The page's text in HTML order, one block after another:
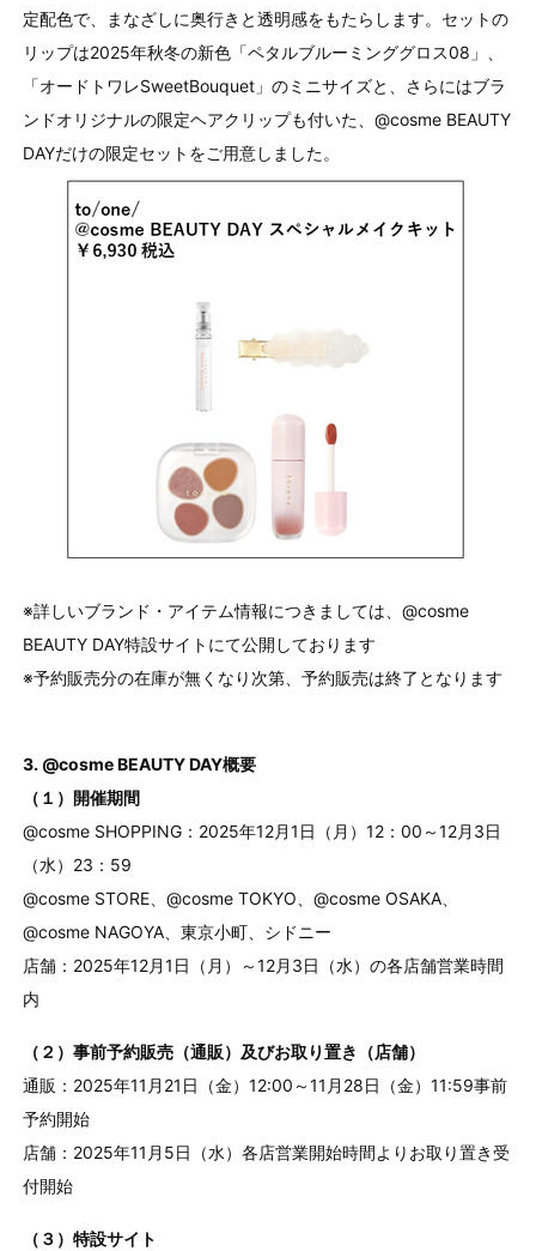
定配色で、まなざしに奥行きと透明感をもたらします。セットの
リップは2025年秋冬の新色「ペタルブルーミンググロス08」、
「オードトワレSweetBouquet」のミニサイズと、さらにはブラ
ンドオリジナルの限定ヘアクリップも付いた、@cosme BEAUTY
DAYだけの限定セットをご用意しました。
※詳しいブランド・アイテム情報につきましては、@cosme
BEAUTY DAY特設サイトにて公開しております
※予約販売分の在庫が無くなり次第、予約販売は終了となります
3. @cosme BEAUTY DAY概要
（１）開催期間
@cosme SHOPPING：2025年12月1日（月）12：00～12月3日
（水）23：59
@cosme STORE、@cosme TOKYO、@cosme OSAKA、
@cosme NAGOYA、東京小町、シドニー
店舗：2025年12月1日（月）～12月3日（水）の各店舗営業時間
内
（２）事前予約販売（通販）及びお取り置き（店舗）
通販：2025年11月21日（金）12:00～11月28日（金）11:59事前
予約開始
店舗：2025年11月5日（水）各店営業開始時間よりお取り置き受
付開始
（３）特設サイト